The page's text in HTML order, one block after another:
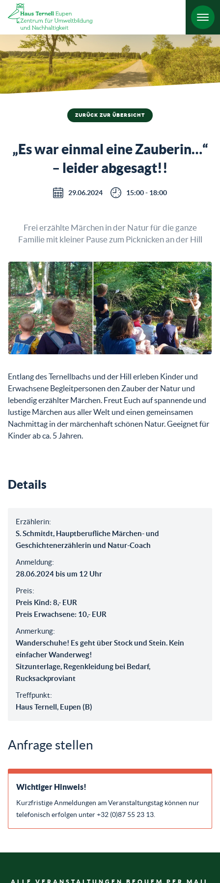
ZURÜCK ZUR ÜBERSICHT
„Es war einmal eine Zauberin…“
– leider abgesagt!!
29.06.2024 15:00 - 18:00
Frei erzählte Märchen in der Natur für die ganze
Familie mit kleiner Pause zum Picknicken an der Hill
Entlang des Ternellbachs und der Hill erleben Kinder und
Erwachsene Begleitpersonen den Zauber der Natur und
lebendig erzählter Märchen. Freut Euch auf spannende und
lustige Märchen aus aller Welt und einen gemeinsamen
Nachmittag in der märchenhaft schönen Natur. Geeignet für
Kinder ab ca. 5 Jahren.
Details
Erzählerin:
S. Schmitdt, Hauptberufliche Märchen- und
Geschichtenerzählerin und Natur-Coach
Anmeldung:
28.06.2024 bis um 12 Uhr
Preis:
Preis Kind: 8,- EUR
Preis Erwachsene: 10,- EUR
Anmerkung:
Wanderschuhe! Es geht über Stock und Stein. Kein
einfacher Wanderweg!
Sitzunterlage, Regenkleidung bei Bedarf,
Rucksackproviant
Treffpunkt:
Haus Ternell, Eupen (B)
Anfrage stellen
Wichtiger Hinweis!
Kurzfristige Anmeldungen am Veranstaltungstag können nur
telefonisch erfolgen unter +32 (0)87 55 23 13.
ALLE VERANSTALTUNGEN BEQUEM PER MAIL